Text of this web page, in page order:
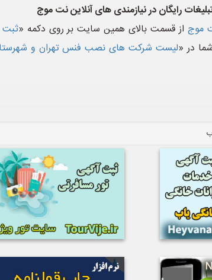
رایگان در نیازمندی های آنلاین نت موج
موج از قسمت بالای همین سایت بر روی دکمه «ثبت
در «لیست شرکت های نصب فنس تهران و